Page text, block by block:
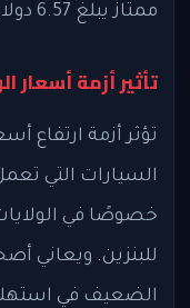
ممتاز يبلغ 6.57 دولار للجالون.
تأثير أزمة أسعار
تؤثر أزمة ارتفاع
السيارات التي
خصوصًا في
للبنزين. ويعاني
الضعيف في